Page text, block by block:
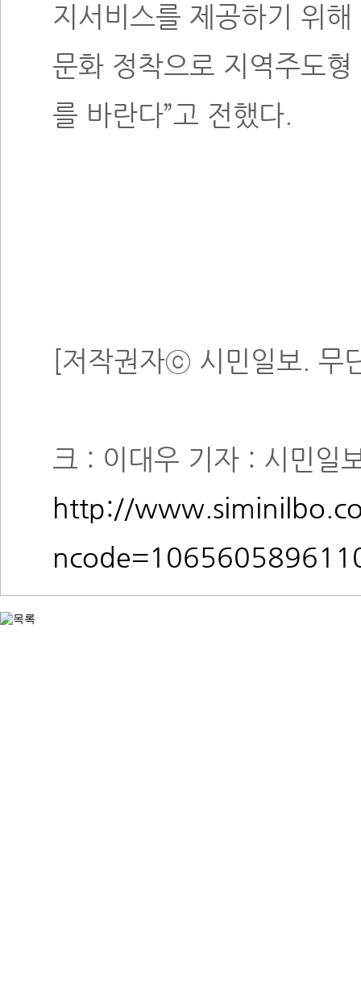
지서비스를 제공하기 위
문화 정착으로 지역주도
를 바란다”고 전했다.
[저작권자ⓒ 시민일보. 무
크 : 이대우 기자 : 시민일
http://